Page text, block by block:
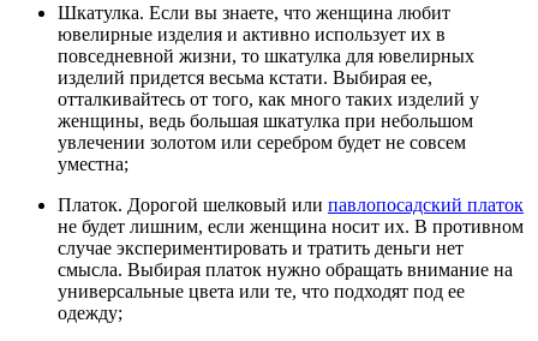
Шкатулка. Если вы знаете, что женщина любит
ювелирные изделия и активно использует их в
повседневной жизни, то шкатулка для ювелирных
изделий придется весьма кстати. Выбирая ее,
отталкивайтесь от того, как много таких изделий у
женщины, ведь большая шкатулка при небольшом
увлечении золотом или серебром будет не совсем
уместна;
Платок. Дорогой шелковый или павлопосадский платок
не будет лишним, если женщина носит их. В противном
случае экспериментировать и тратить деньги нет
смысла. Выбирая платок нужно обращать внимание на
универсальные цвета или те, что подходят под ее
одежду;